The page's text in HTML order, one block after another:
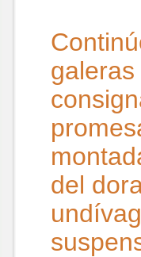
del